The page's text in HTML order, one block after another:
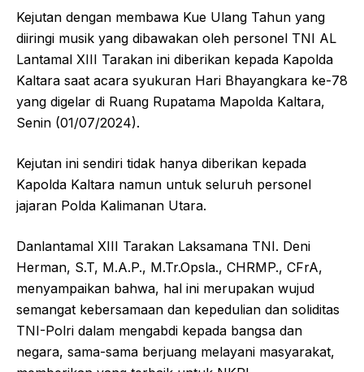
Kejutan dengan membawa Kue Ulang Tahun yang
diiringi musik yang dibawakan oleh personel TNI AL
Lantamal XIII Tarakan ini diberikan kepada Kapolda
Kaltara saat acara syukuran Hari Bhayangkara ke-78
yang digelar di Ruang Rupatama Mapolda Kaltara,
Senin (01/07/2024).
Kejutan ini sendiri tidak hanya diberikan kepada
Kapolda Kaltara namun untuk seluruh personel
jajaran Polda Kalimanan Utara.
Danlantamal XIII Tarakan Laksamana TNI. Deni
Herman, S.T, M.A.P., M.Tr.Opsla., CHRMP., CFrA,
menyampaikan bahwa, hal ini merupakan wujud
semangat kebersamaan dan kepedulian dan soliditas
TNI-Polri dalam mengabdi kepada bangsa dan
negara, sama-sama berjuang melayani masyarakat,